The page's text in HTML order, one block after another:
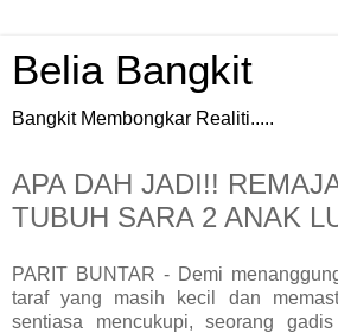
Belia Bangkit
Bangkit Membongkar Realiti.....
APA DAH JADI!!
TUBUH SARA 2 ANAK
PARIT BUNTAR - Demi
taraf yang masih kecil dan
sentiasa mencukupi, seorang